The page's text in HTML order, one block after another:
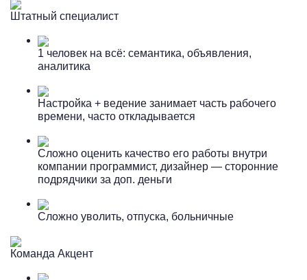
Штатный специалист
1 человек на всё: семантика, объявления,
аналитика
Настройка + ведение занимает часть рабочего
времени, часто откладывается
Сложно оценить качество его работы внутри
компании программист, дизайнер — сторонние
подрядчики за доп. деньги
Сложно уволить, отпуска, больничные
Команда Акцент